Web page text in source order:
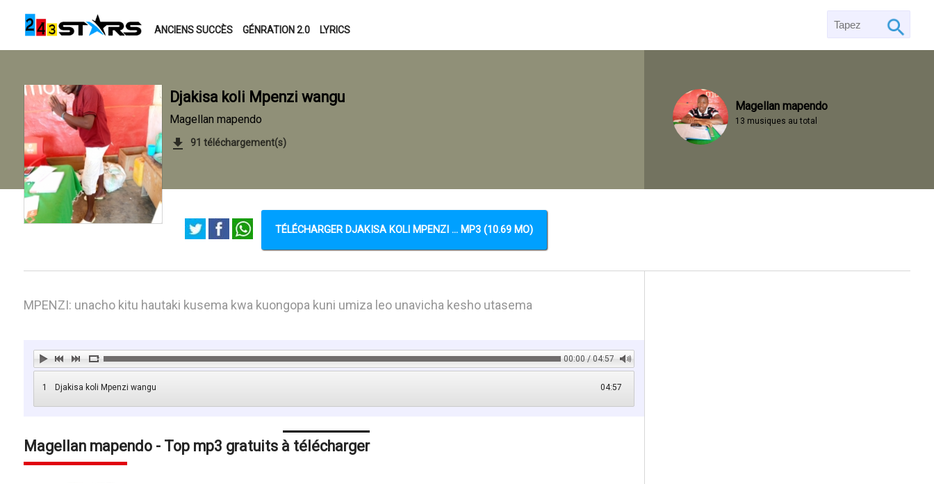
ANCIENS SUCCÈS GÉNRATION 2.0 LYRICS
Djakisa koli Mpenzi wangu
Magellan mapendo
91 téléchargement(s)
Magellan mapendo
13 musiques au total
TÉLÉCHARGER DJAKISA KOLI MPENZI ... MP3 (10.69 MO)
MPENZI: unacho kitu hautaki kusema kwa kuongopa kuni umiza leo unavicha kesho utasema
00:00 / 04:57
1 04:57
Djakisa koli Mpenzi wangu
Magellan mapendo - Top mp3 gratuits à télécharger